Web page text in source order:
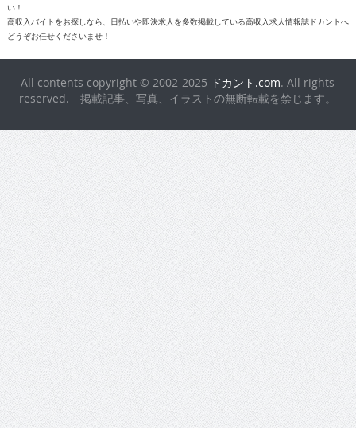
い！
高収入バイトをお探しなら、日払いや即決求人を多数掲載している高収入求人情報誌ドカントへ
どうぞお任せくださいませ！
All contents copyright © 2002-2025 ドカント.com. All rights
reserved. 掲載記事、写真、イラストの無断転載を禁じます。